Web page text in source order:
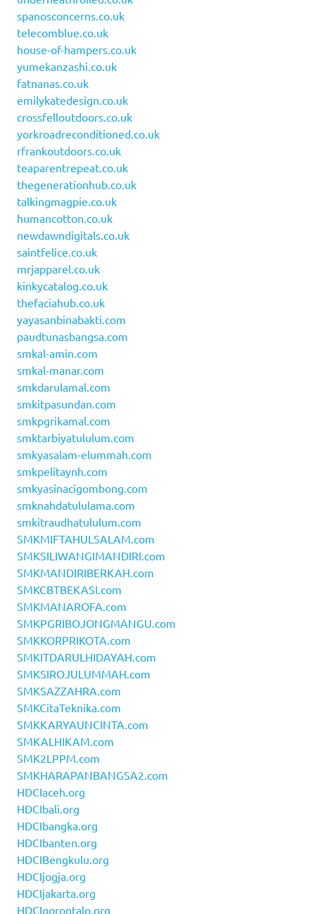
spanosconcerns.co.uk
telecomblue.co.uk
house-of-hampers.co.uk
yumekanzashi.co.uk
fatnanas.co.uk
emilykatedesign.co.uk
crossfelloutdoors.co.uk
yorkroadreconditioned.co.uk
rfrankoutdoors.co.uk
teaparentrepeat.co.uk
thegenerationhub.co.uk
talkingmagpie.co.uk
humancotton.co.uk
newdawndigitals.co.uk
saintfelice.co.uk
mrjapparel.co.uk
kinkycatalog.co.uk
thefaciahub.co.uk
yayasanbinabakti.com
paudtunasbangsa.com
smkal-amin.com
smkal-manar.com
smkdarulamal.com
smkitpasundan.com
smkpgrikamal.com
smktarbiyatululum.com
smkyasalam-elummah.com
smkpelitaynh.com
smkyasinacigombong.com
smknahdatululama.com
smkitraudhatululum.com
SMKMIFTAHULSALAM.com
SMKSILIWANGIMANDIRI.com
SMKMANDIRIBERKAH.com
SMKCBTBEKASI.com
SMKMANAROFA.com
SMKPGRIBOJONGMANGU.com
SMKKORPRIKOTA.com
SMKITDARULHIDAYAH.com
SMKSIROJULUMMAH.com
SMKSAZZAHRA.com
SMKCitaTeknika.com
SMKKARYAUNCINTA.com
SMKALHIKAM.com
SMK2LPPM.com
SMKHARAPANBANGSA2.com
HDCIaceh.org
HDCIbali.org
HDCIbangka.org
HDCIbanten.org
HDCIBengkulu.org
HDCIjogja.org
HDCIjakarta.org
HDCIgorontalo.org